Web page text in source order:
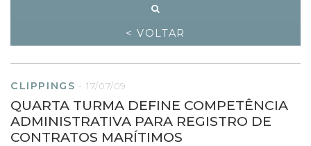
< VOLTAR
CLIPPINGS -17/07/09
QUARTA TURMA DEFINE COMPETÊNCIA
ADMINISTRATIVA PARA REGISTRO DE
CONTRATOS MARÍTIMOS